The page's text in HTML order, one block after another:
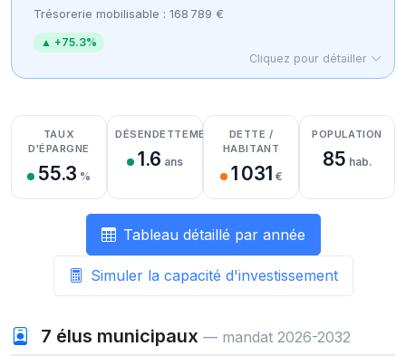
Trésorerie mobilisable : 168 789 €
▲ +75.3%
Cliquez pour détailler
Détail des recettes
Détail des dépenses
Détail de la trésorerie
TAUX
D'ÉPARGNE
55.3 %
DÉSENDETTEMENT
1.6 ans
DETTE /
HABITANT
1 031 €
POPULATION
85 hab.
Tableau détaillé par année
Simuler la capacité d'investissement
7 élus municipaux — mandat 2026-2032